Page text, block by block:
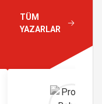
TÜM
YAZARLAR